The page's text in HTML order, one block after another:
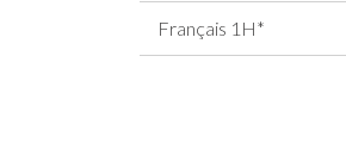
Français 1H*